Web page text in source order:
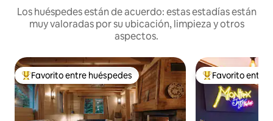
Los huéspedes están de acuerdo: estas estadías están
muy valoradas por su ubicación, limpieza y otros
aspectos.
Favorito entre huéspedes preferido
Favorito entre huéspedes Favorito entre
Favorito entre